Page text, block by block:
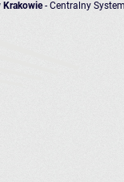
Krakowie- Centralny